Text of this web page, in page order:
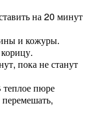
на 20 минут
и кожуры.
пока не станут
пюре